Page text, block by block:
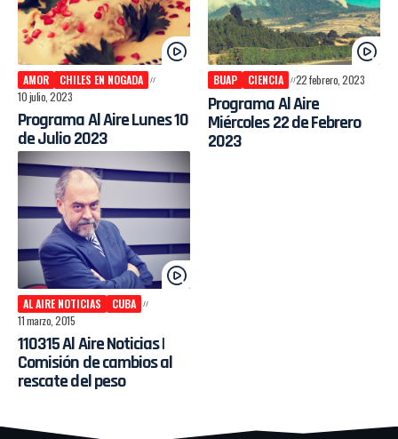
AMOR
CHILES EN NOGADA
10 julio, 2023
Programa Al Aire Lunes 10
de Julio 2023
BUAP CIENCIA 22 febrero, 2023
Programa Al Aire
Miércoles 22 de Febrero
2023
AL AIRE NOTICIAS
CUBA
11 marzo, 2015
110315 Al Aire Noticias |
Comisión de cambios al
rescate del peso